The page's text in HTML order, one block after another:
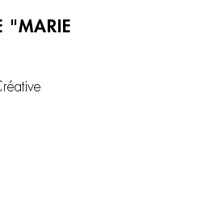
"MARIE